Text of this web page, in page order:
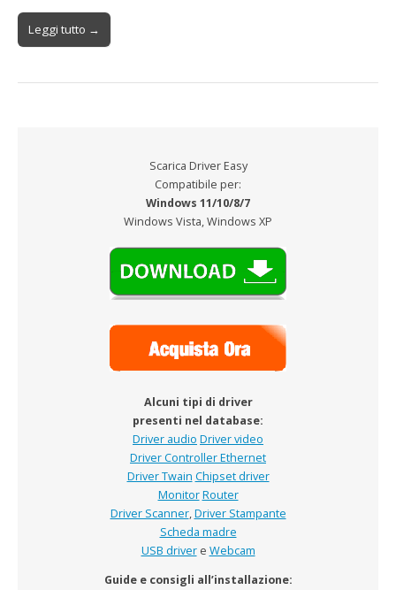
Leggi tutto →
Scarica Driver Easy
Compatibile per:
Windows 11/10/8/7
Windows Vista, Windows XP
Alcuni tipi di driver
presenti nel database:
Driver audio Driver video
Driver Controller Ethernet
Driver Twain Chipset driver
Monitor Router
Driver Scanner,Driver Stampante
Scheda madre
USB drivere Webcam
Guide e consigli all’installazione: